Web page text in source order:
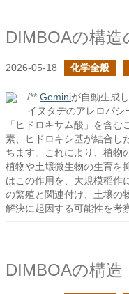
DIMBOAの構造
2026-05-18 化学全般
/** Geminiが自動生成
イヌタデのアレロパシ
「ヒドロキサム酸」を含
素、ヒドロキシ基が結合し
ちます。これにより、植物
植物や土壌微生物の生育を
はこの作用を、大規模稲作
の繁殖と関連付け、土壌の
解決に起因する可能性を考
DIMBOAの構造